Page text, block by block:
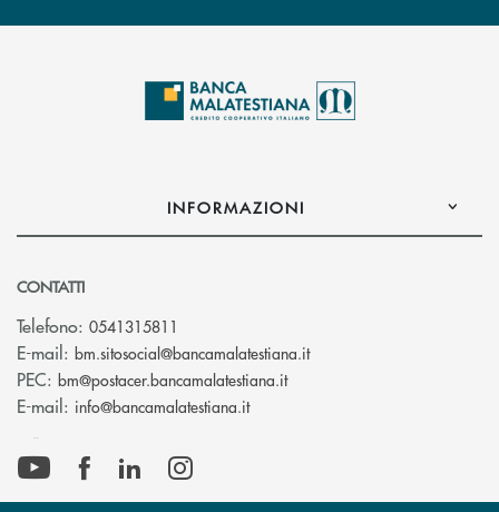
INFORMAZIONI
CONTATTI
Telefono: 0541315811
E-mail: bm.sitosocial@bancamalatestiana.it(si apre l’app di posta
PEC: bm@postacer.bancamalatestiana.it(si apre l’app di posta
E-mail: info@bancamalatestiana.it(si apre l’app di posta